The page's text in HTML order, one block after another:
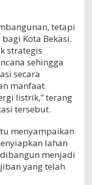
tetapi
Kota Bekasi.
strategis
sehingga
secara
manfaat
listrik,” terang
tersebut.
menyampaikan
lahan
menjadi
yang telah